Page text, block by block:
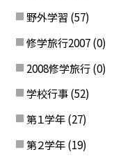
野外学習 (57)
修学旅行2007 (0)
2008修学旅行 (0)
学校行事 (52)
第１学年 (27)
第２学年 (19)